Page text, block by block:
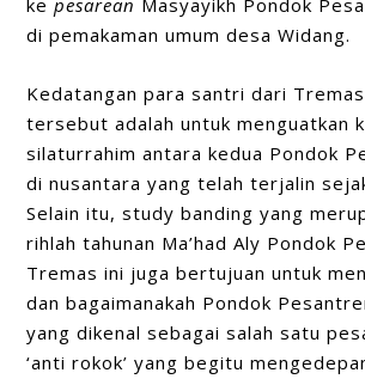
kepesarean Masyayikh Pondok
di pemakaman umum desa Widang.
Kedatangan para santri dari
tersebut adalah untuk menguatkan
silaturrahim antara kedua Pondok
di nusantara yang telah terjalin
Selain itu, study banding yang
rihlah tahunan Ma’had Aly Pondok
Tremas ini juga bertujuan untuk
dan bagaimanakah Pondok
yang dikenal sebagai salah satu
‘anti rokok’ yang begitu